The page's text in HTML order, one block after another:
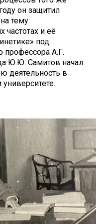
он защитил
тему
частотах и её
под
профессора А.Г.
Ю.Ю. Самитов начал
деятельность в